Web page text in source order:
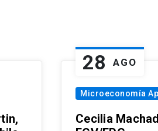
28 AGO
Microeconomía
Cecilia